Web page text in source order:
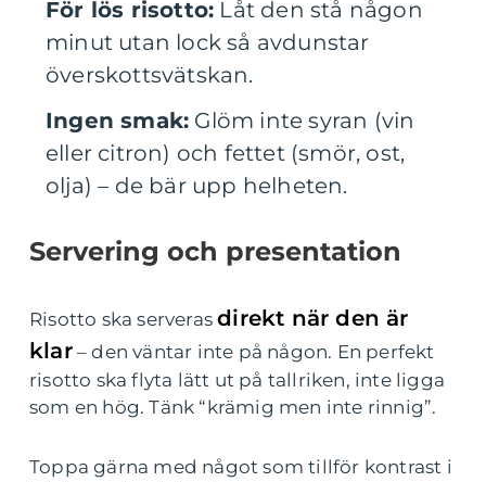
För lös risotto: Låt den stå någon
minut utan lock så avdunstar
överskottsvätskan.
Ingen smak: Glöm inte syran (vin
eller citron) och fettet (smör, ost,
olja) – de bär upp helheten.
Servering och presentation
Risotto ska serverasdirekt när den är
klar– den väntar inte på någon. En perfekt
risotto ska flyta lätt ut på tallriken, inte ligga
som en hög. Tänk “krämig men inte rinnig”.
Toppa gärna med något som tillför kontrast i